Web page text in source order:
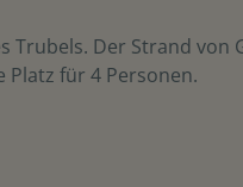
Trubels. Der Strand von
Platz für 4 Personen.